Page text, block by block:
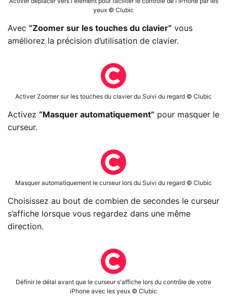
yeux © Clubic
Avec “Zoomer sur les touches du clavier” vous
améliorez la précision d’utilisation de clavier.
Activer Zoomer sur les touches du clavier du Suivi du regard © Clubic
Activez “Masquer automatiquement” pour masquer le
curseur.
Masquer automatiquement le curseur lors du Suivi du regard © Clubic
Choisissez au bout de combien de secondes le curseur
s’affiche lorsque vous regardez dans une même
direction.
Définir le délai avant que le curseur s'affiche lors du contrôle de votre
iPhone avec les yeux © Clubic